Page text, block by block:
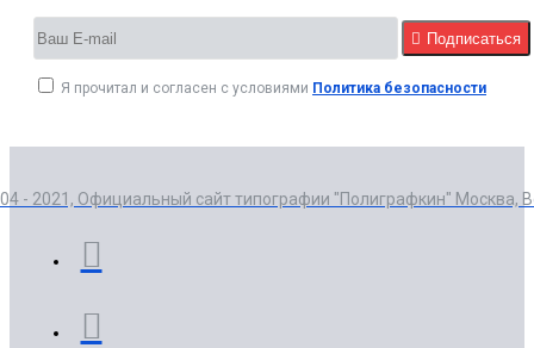
Подписаться
Я прочитал и согласен с условиями Политика безопасности
- 2021, Официальный сайт типографии "Полиграфкин" Москва,